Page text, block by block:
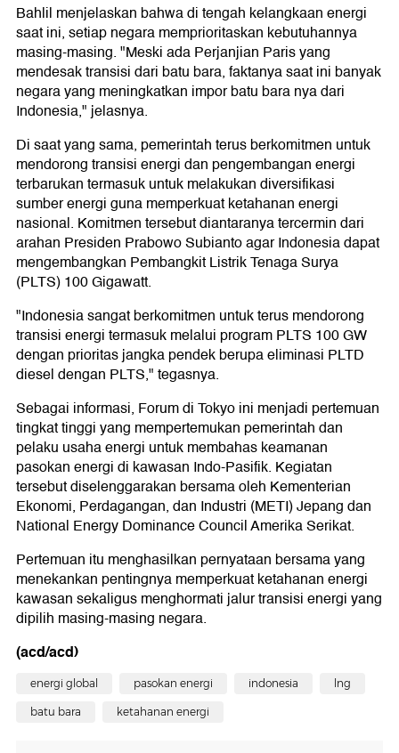
Bahlil menjelaskan bahwa di tengah kelangkaan energi
saat ini, setiap negara memprioritaskan kebutuhannya
masing-masing. "Meski ada Perjanjian Paris yang
mendesak transisi dari batu bara, faktanya saat ini banyak
negara yang meningkatkan impor batu bara nya dari
Indonesia," jelasnya.
Di saat yang sama, pemerintah terus berkomitmen untuk
mendorong transisi energi dan pengembangan energi
terbarukan termasuk untuk melakukan diversifikasi
sumber energi guna memperkuat ketahanan energi
nasional. Komitmen tersebut diantaranya tercermin dari
arahan Presiden Prabowo Subianto agar Indonesia dapat
mengembangkan Pembangkit Listrik Tenaga Surya
(PLTS) 100 Gigawatt.
"Indonesia sangat berkomitmen untuk terus mendorong
transisi energi termasuk melalui program PLTS 100 GW
dengan prioritas jangka pendek berupa eliminasi PLTD
diesel dengan PLTS," tegasnya.
Sebagai informasi, Forum di Tokyo ini menjadi pertemuan
tingkat tinggi yang mempertemukan pemerintah dan
pelaku usaha energi untuk membahas keamanan
pasokan energi di kawasan Indo-Pasifik. Kegiatan
tersebut diselenggarakan bersama oleh Kementerian
Ekonomi, Perdagangan, dan Industri (METI) Jepang dan
National Energy Dominance Council Amerika Serikat.
Pertemuan itu menghasilkan pernyataan bersama yang
menekankan pentingnya memperkuat ketahanan energi
kawasan sekaligus menghormati jalur transisi energi yang
dipilih masing-masing negara.
(acd/acd)
energi global pasokan energi indonesia lng
batu bara ketahanan energi